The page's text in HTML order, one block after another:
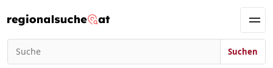
Suchen nach:
Suchen